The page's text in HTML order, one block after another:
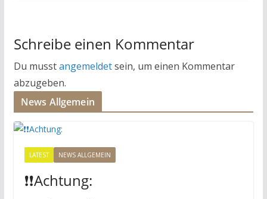
Schreibe einen Kommentar
Du musstangemeldetsein, um einen Kommentar
abzugeben.
News Allgemein
LATEST NEWS ALLGEMEIN
❗️❗️Achtung: